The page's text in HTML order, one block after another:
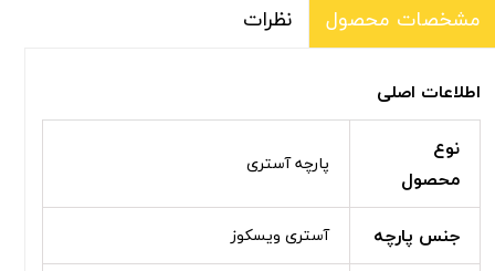
مشخصات محصول نظرات
اطلاعات اصلی
نوع
محصول
پارچه آستری
جنس پارچه آستری ویسکوز